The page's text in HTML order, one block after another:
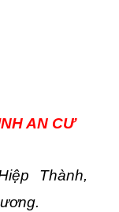
AN CƯ
Thành,